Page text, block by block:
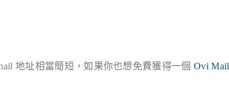
地址相當簡短，如果你也想免費獲得一個Ovi Mail